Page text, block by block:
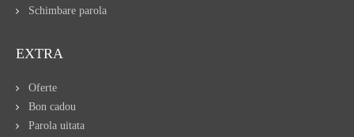
Schimbare parola
EXTRA
Oferte
Bon cadou
Parola uitata